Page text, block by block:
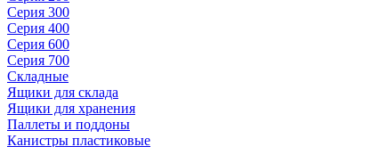
Серия 300
Серия 400
Серия 600
Серия 700
Складные
Ящики для склада
Ящики для хранения
Паллеты и поддоны
Канистры пластиковые